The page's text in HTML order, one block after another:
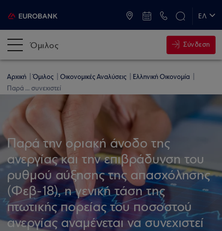
ΕΛ
Όμιλος Σύνδεση
Αρχική Όμιλος Οικονομικές Αναλύσεις
Ελληνική Οικονομία
Παρά ... συνεχιστεί
Παρά την οριακή άνοδο της
ανεργίας και την επιβράδυνση του
ρυθμού αύξησης της απασχόλησης
(Φεβ-18), η γενική τάση της
πτωτικής πορείας του ποσοστού
ανεργίας αναμένεται να συνεχιστεί